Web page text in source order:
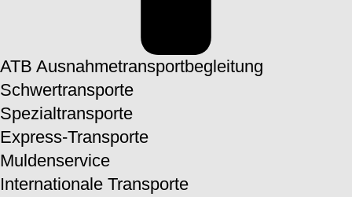
ATB Ausnahmetransport­begleitung
Schwertransporte
Spezial­transporte
Express-Transporte
Muldenservice
Internationale Transporte